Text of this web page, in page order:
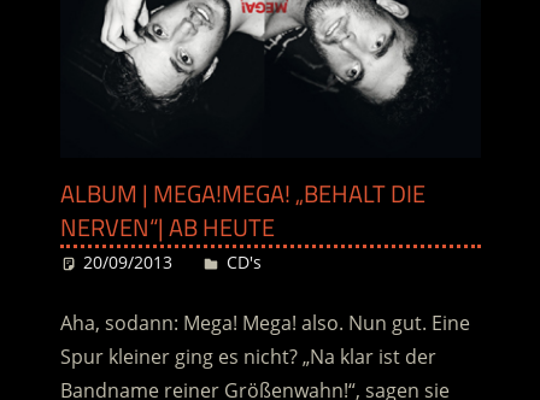
ALBUM | MEGA!MEGA! „BEHALT DIE
NERVEN“| AB HEUTE
20/09/2013 Desiree
CD's
Aha, sodann: Mega! Mega! also. Nun gut. Eine
Spur kleiner ging es nicht? „Na klar ist der
Bandname reiner Größenwahn!“, sagen sie